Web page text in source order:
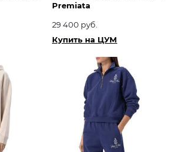
Premiata
29 400 руб.
Купить на ЦУМ